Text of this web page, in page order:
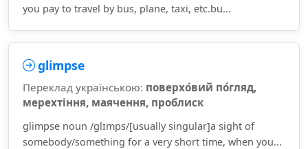
you pay to travel by bus, plane, taxi, etc.bu...
glimpse
Переклад українською: поверхо́вий по́гляд,
мерехтіння, маячення, проблиск
glimpse noun /ɡlɪmps/[usually singular]a sight of
somebody/something for a very short time, when you...